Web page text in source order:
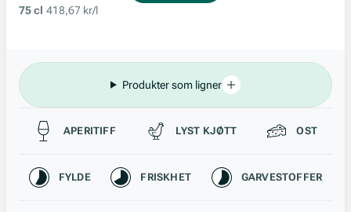
75 cl 418,67 kr/l
Produkter som ligner
Passer til
APERITIFF LYST KJØTT OST
Karakteristikk
FYLDE FRISKHET GARVESTOFFER